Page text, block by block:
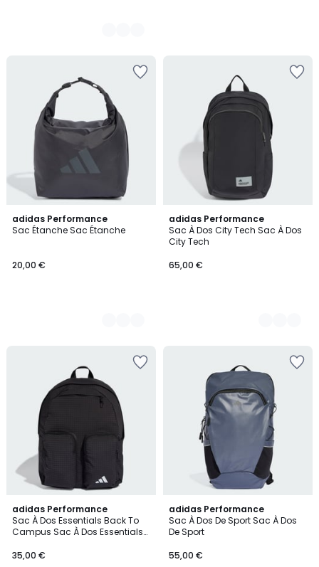
adidas Performance
Sac Étanche Sac Étanche
20,00 €
2
Couleurs
adidas Performance
Sac À Dos City Tech Sac À Dos
City Tech
65,00 €
2
Couleurs
adidas Performance
Sac À Dos Essentials Back To
Campus Sac À Dos Essentials
35,00 €
4,3
/ 5
4
Couleurs
adidas Performance
Sac À Dos De Sport Sac À Dos
De Sport
55,00 €
5
/
5